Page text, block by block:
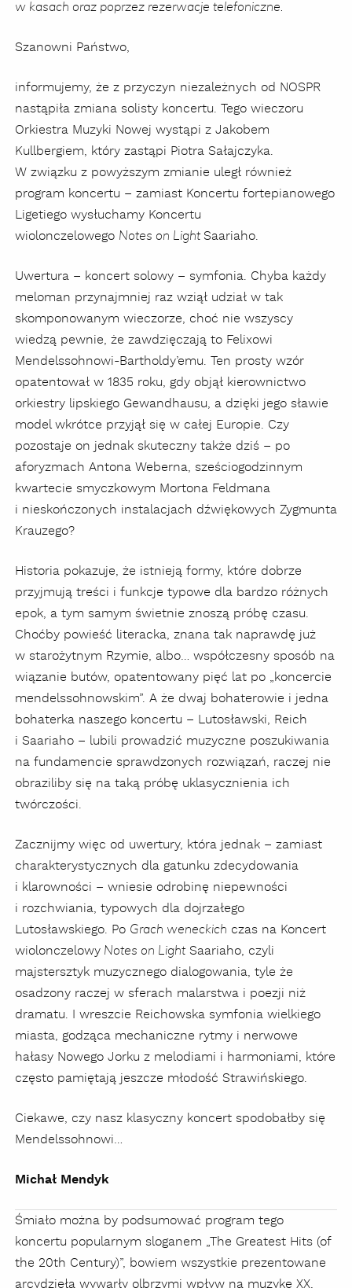
w kasach oraz poprzez rezerwacje telefoniczne.
Szanowni Państwo,
informujemy, że z przyczyn niezależnych od NOSPR
nastąpiła zmiana solisty koncertu. Tego wieczoru
Orkiestra Muzyki Nowej wystąpi z Jakobem
Kullbergiem, który zastąpi Piotra Sałajczyka.
W związku z powyższym zmianie uległ również
program koncertu – zamiast Koncertu fortepianowego
Ligetiego wysłuchamy Koncertu
wiolonczelowego Notes on LightSaariaho.
Uwertura – koncert solowy – symfonia. Chyba każdy
meloman przynajmniej raz wziął udział w tak
skomponowanym wieczorze, choć nie wszyscy
wiedzą pewnie, że zawdzięczają to Felixowi
Mendelssohnowi-Bartholdy’emu. Ten prosty wzór
opatentował w 1835 roku, gdy objął kierownictwo
orkiestry lipskiego Gewandhausu, a dzięki jego sławie
model wkrótce przyjął się w całej Europie. Czy
pozostaje on jednak skuteczny także dziś – po
aforyzmach Antona Weberna, sześciogodzinnym
kwartecie smyczkowym Mortona Feldmana
i nieskończonych instalacjach dźwiękowych Zygmunta
Krauzego?
Historia pokazuje, że istnieją formy, które dobrze
przyjmują treści i funkcje typowe dla bardzo różnych
epok, a tym samym świetnie znoszą próbę czasu.
Choćby powieść literacka, znana tak naprawdę już
w starożytnym Rzymie, albo… współczesny sposób na
wiązanie butów, opatentowany pięć lat po „koncercie
mendelssohnowskim”. A że dwaj bohaterowie i jedna
bohaterka naszego koncertu – Lutosławski, Reich
i Saariaho – lubili prowadzić muzyczne poszukiwania
na fundamencie sprawdzonych rozwiązań, raczej nie
obraziliby się na taką próbę uklasycznienia ich
twórczości.
Zacznijmy więc od uwertury, która jednak – zamiast
charakterystycznych dla gatunku zdecydowania
i klarowności – wniesie odrobinę niepewności
i rozchwiania, typowych dla dojrzałego
Lutosławskiego. Po Grach weneckich czas na Koncert
wiolonczelowy Notes on LightSaariaho, czyli
majstersztyk muzycznego dialogowania, tyle że
osadzony raczej w sferach malarstwa i poezji niż
dramatu. I wreszcie Reichowska symfonia wielkiego
miasta, godząca mechaniczne rytmy i nerwowe
hałasy Nowego Jorku z melodiami i harmoniami, które
często pamiętają jeszcze młodość Strawińskiego.
Ciekawe, czy nasz klasyczny koncert spodobałby się
Mendelssohnowi…
Michał Mendyk
Śmiało można by podsumować program tego
koncertu popularnym sloganem „The Greatest Hits (of
the 20th Century)”, bowiem wszystkie prezentowane
arcydzieła wywarły olbrzymi wpływ na muzykę XX,